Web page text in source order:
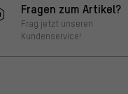
Fragen zum Artikel?
Frag jetzt unseren
Kundenservice!